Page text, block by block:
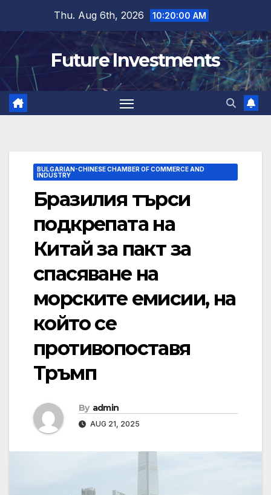
content
Thu. Aug 6th, 2026 10:20:01 AM
Future Investments
BULGARIAN-CHINESE CHAMBER OF COMMERCE AND
INDUSTRY
Бразилия търси
подкрепата на
Китай за пакт за
спасяване на
морските емисии, на
който се
противопоставя
Тръмп
By admin
AUG 21, 2025